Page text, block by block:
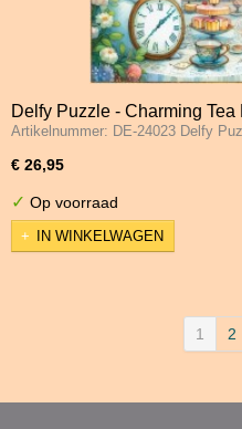
Delfy Puzzle - Charming
Artikelnummer: DE-24023 Delfy
€ 26,95
✓ Op voorraad
IN WINKELWAGEN
1 2